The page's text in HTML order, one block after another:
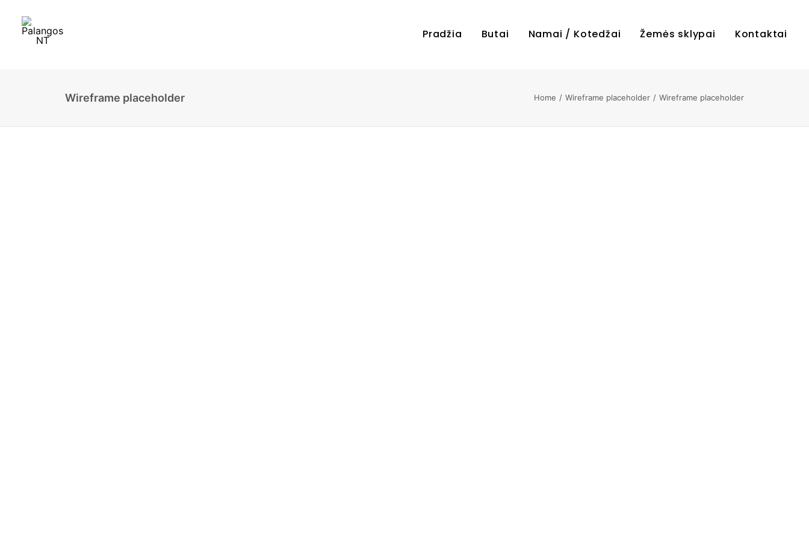
Pradžia Butai Namai / Kotedžai Žemės sklypai Kontaktai
Wireframe placeholder Home Wireframe placeholder Wireframe placeholder